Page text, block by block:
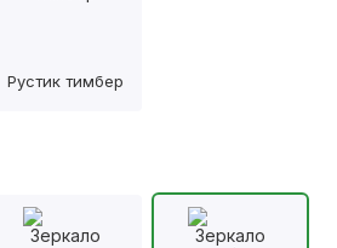
Рустик тимбер